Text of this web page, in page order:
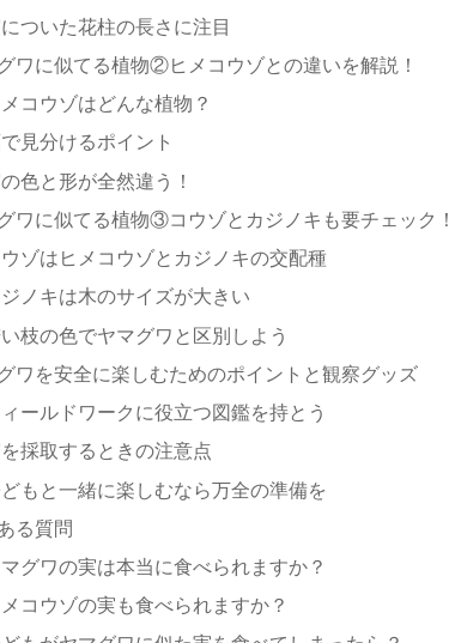
ついた花柱の長さに注目
ワに似てる植物②ヒメコウゾとの違いを解説！
メコウゾはどんな植物？
見分けるポイント
色と形が全然違う！
ワに似てる植物③コウゾとカジノキも要チェック！
ゾはヒメコウゾとカジノキの交配種
ノキは木のサイズが大きい
枝の色でヤマグワと区別しよう
ワを安全に楽しむためのポイントと観察グッズ
ールドワークに役立つ図鑑を持とう
採取するときの注意点
もと一緒に楽しむなら万全の準備を
る質問
グワの実は本当に食べられますか？
メコウゾの実も食べられますか？